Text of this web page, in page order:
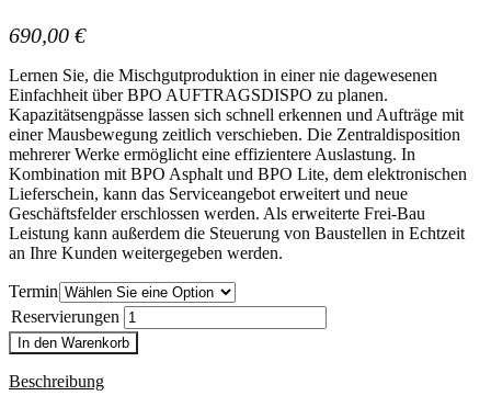
690,00 €
Lernen Sie, die Mischgutproduktion in einer nie dagewesenen
Einfachheit über BPO AUFTRAGSDISPO zu planen.
Kapazitätsengpässe lassen sich schnell erkennen und Aufträge mit
einer Mausbewegung zeitlich verschieben. Die Zentraldisposition
mehrerer Werke ermöglicht eine effizientere Auslastung. In
Kombination mit BPO Asphalt und BPO Lite, dem elektronischen
Lieferschein, kann das Serviceangebot erweitert und neue
Geschäftsfelder erschlossen werden. Als erweiterte Frei-Bau
Leistung kann außerdem die Steuerung von Baustellen in Echtzeit
an Ihre Kunden weitergegeben werden.
Termin
Reservierungen
In den Warenkorb
Beschreibung